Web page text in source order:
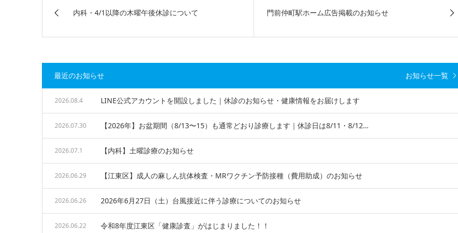
内科・4/1以降の木曜午後休診について 門前仲町駅ホーム広告掲載のお知らせ
最近のお知らせ お知らせ一覧
LINE公式アカウントを開設しました｜休診のお知らせ・健康情報をお届けします
2026.08.4
【2026年】お盆期間（8/13〜15）も通常どおり診療します｜休診日は8/11・8/12…
2026.07.30
【内科】土曜診療のお知らせ
2026.07.1
【江東区】成人の麻しん抗体検査・MRワクチン予防接種（費用助成）のお知らせ
2026.06.29
2026年6月27日（土）台風接近に伴う診療についてのお知らせ
2026.06.26
令和8年度江東区「健康診査」がはじまりました！！
2026.06.22